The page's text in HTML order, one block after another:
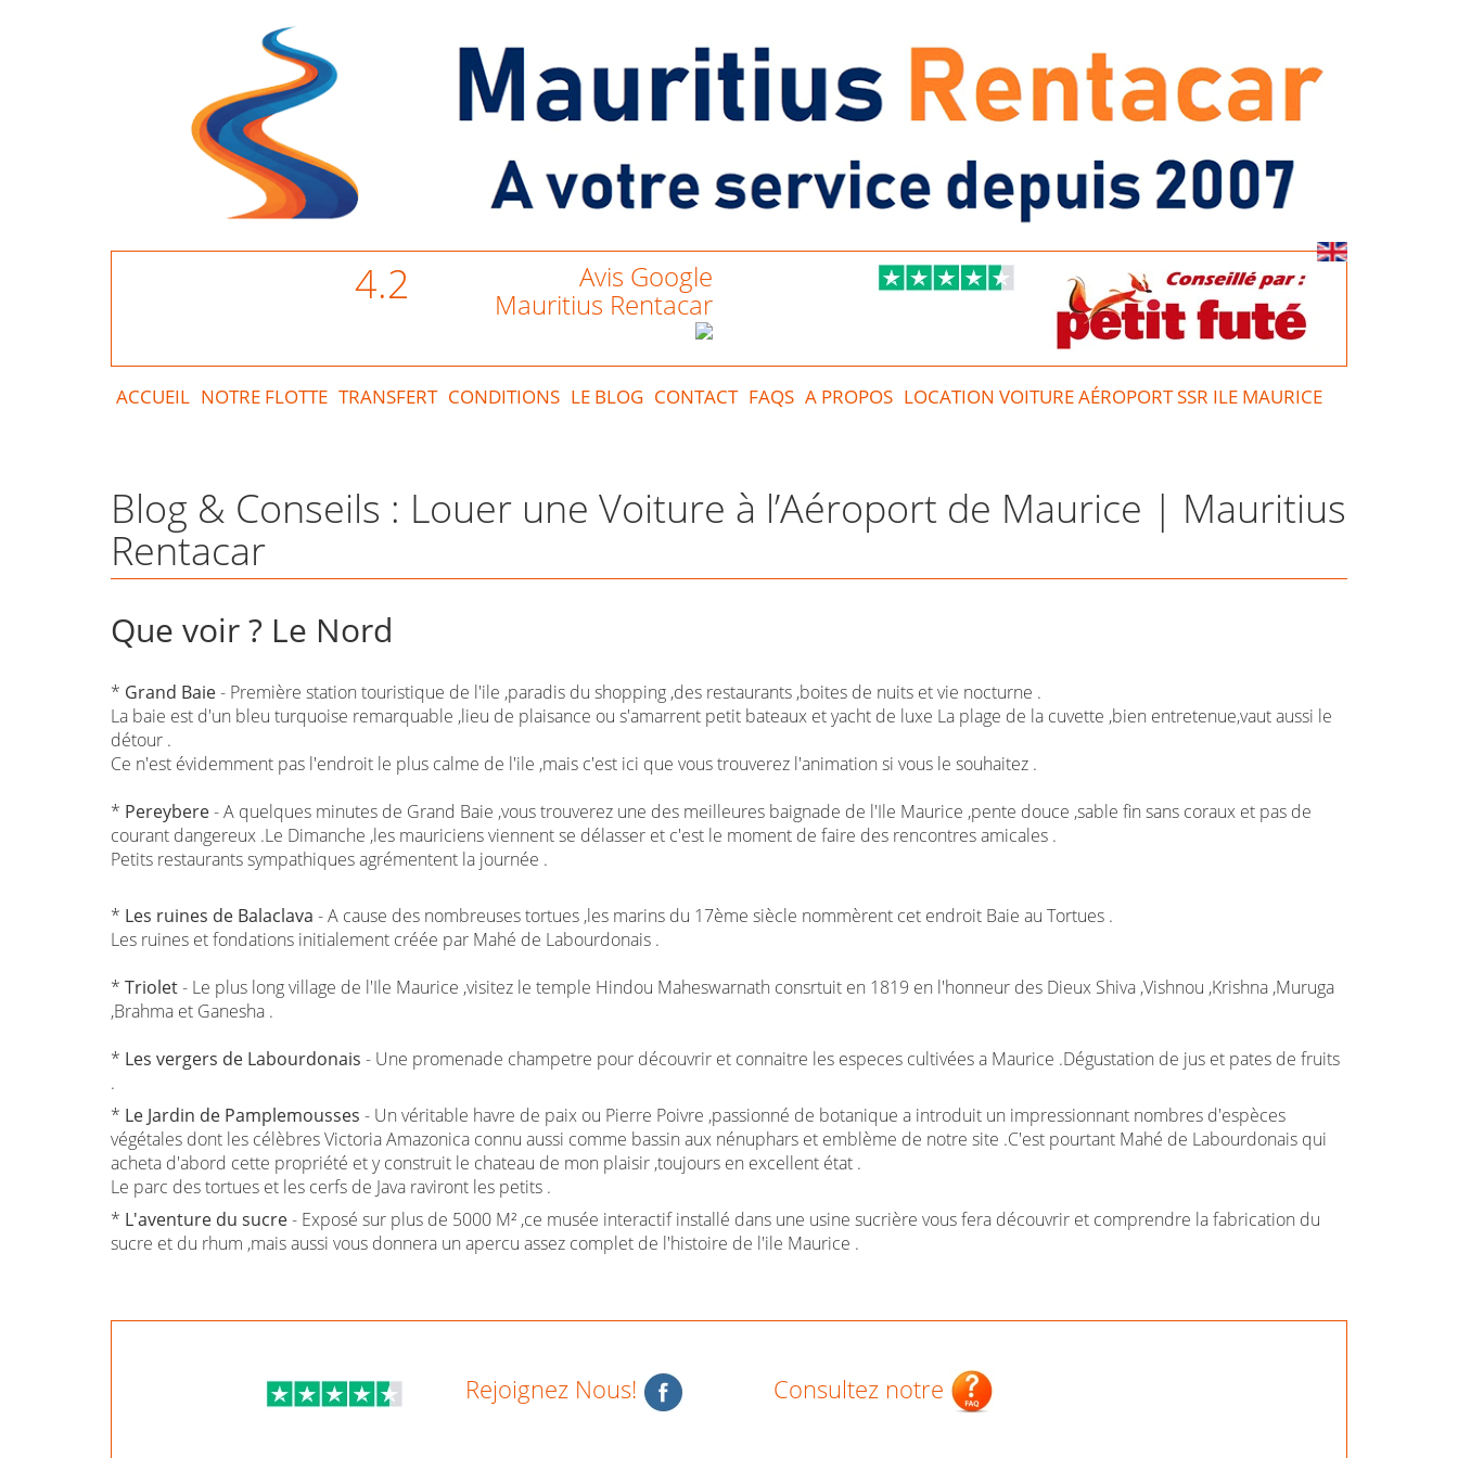
4.2 Avis Google
Mauritius Rentacar
ACCUEIL NOTRE FLOTTE TRANSFERT CONDITIONS LE BLOG CONTACT FAQS A PROPOS LOCATION VOITURE AÉROPORT SSR ILE MAURICE
Blog & Conseils : Louer une Voiture à l’Aéroport de Maurice | Mauritius
Rentacar
Que voir ? Le Nord
* Grand Baie- Première station touristique de l'ile ,paradis du shopping ,des restaurants ,boites de nuits et vie nocturne .
La baie est d'un bleu turquoise remarquable ,lieu de plaisance ou s'amarrent petit bateaux et yacht de luxe La plage de la cuvette ,bien entretenue,vaut aussi le
détour .
Ce n'est évidemment pas l'endroit le plus calme de l'ile ,mais c'est ici que vous trouverez l'animation si vous le souhaitez .
* Pereybere- A quelques minutes de Grand Baie ,vous trouverez une des meilleures baignade de l'Ile Maurice ,pente douce ,sable fin sans coraux et pas de
courant dangereux .Le Dimanche ,les mauriciens viennent se délasser et c'est le moment de faire des rencontres amicales .
Petits restaurants sympathiques agrémentent la journée .
* Les ruines de Balaclava - A cause des nombreuses tortues ,les marins du 17ème siècle nommèrent cet endroit Baie au Tortues .
Les ruines et fondations initialement créée par Mahé de Labourdonais .
* Triolet- Le plus long village de l'Ile Maurice ,visitez le temple Hindou Maheswarnath consrtuit en 1819 en l'honneur des Dieux Shiva ,Vishnou ,Krishna ,Muruga
,Brahma et Ganesha .
* Les vergers de Labourdonais - Une promenade champetre pour découvrir et connaitre les especes cultivées a Maurice .Dégustation de jus et pates de fruits
.
* Le Jardin de Pamplemousses - Un véritable havre de paix ou Pierre Poivre ,passionné de botanique a introduit un impressionnant nombres d'espèces
végétales dont les célèbres Victoria Amazonica connu aussi comme bassin aux nénuphars et emblème de notre site .C'est pourtant Mahé de Labourdonais qui
acheta d'abord cette propriété et y construit le chateau de mon plaisir ,toujours en excellent état .
Le parc des tortues et les cerfs de Java raviront les petits .
* L'aventure du sucre- Exposé sur plus de 5000 M² ,ce musée interactif installé dans une usine sucrière vous fera découvrir et comprendre la fabrication du
sucre et du rhum ,mais aussi vous donnera un apercu assez complet de l'histoire de l'ile Maurice .
Rejoignez Nous! Consultez notre